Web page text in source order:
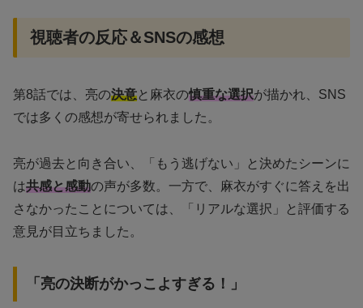
視聴者の反応＆SNSの感想
第8話では、亮の決意と麻衣の慎重な選択が描かれ、SNS
では多くの感想が寄せられました。
亮が過去と向き合い、「もう逃げない」と決めたシーンに
は共感と感動の声が多数。一方で、麻衣がすぐに答えを出
さなかったことについては、「リアルな選択」と評価する
意見が目立ちました。
「亮の決断がかっこよすぎる！」